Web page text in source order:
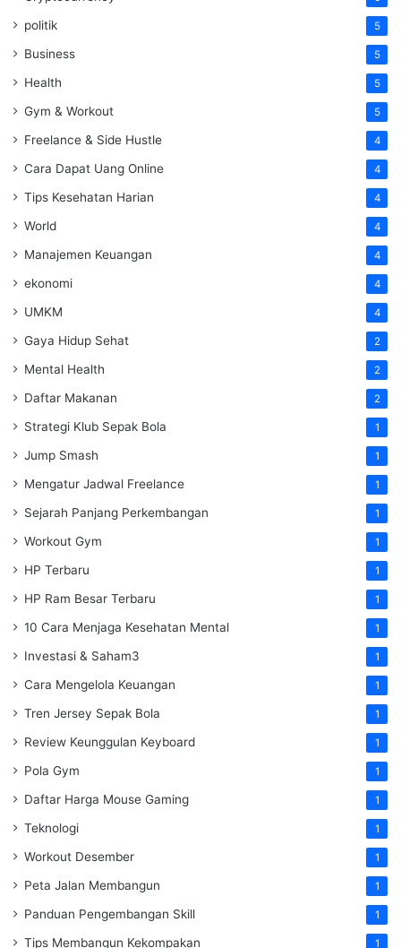
politik 5
Business 5
Health 5
Gym & Workout 5
Freelance & Side Hustle 4
Cara Dapat Uang Online 4
Tips Kesehatan Harian 4
World 4
Manajemen Keuangan 4
ekonomi 4
UMKM 4
Gaya Hidup Sehat 2
Mental Health 2
Daftar Makanan 2
Strategi Klub Sepak Bola 1
Jump Smash 1
Mengatur Jadwal Freelance 1
Sejarah Panjang Perkembangan 1
Workout Gym 1
HP Terbaru 1
HP Ram Besar Terbaru 1
10 Cara Menjaga Kesehatan Mental 1
Investasi & Saham3 1
Cara Mengelola Keuangan 1
Tren Jersey Sepak Bola 1
Review Keunggulan Keyboard 1
Pola Gym 1
Daftar Harga Mouse Gaming 1
Teknologi 1
Workout Desember 1
Peta Jalan Membangun 1
Panduan Pengembangan Skill 1
Tips Membangun Kekompakan 1